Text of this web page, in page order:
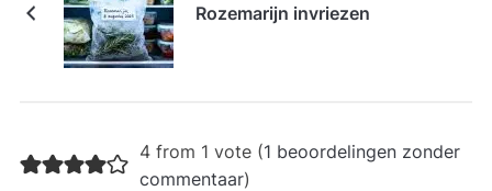
Rozemarijn invriezen
4 from 1 vote (1 beoordelingen zonder
commentaar)